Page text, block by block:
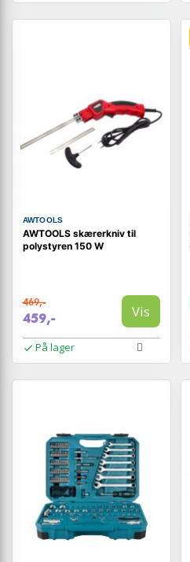
AWTOOLS
AWTOOLS skærerkniv til
polystyren 150 W
469,-
459,- Vis
På lager